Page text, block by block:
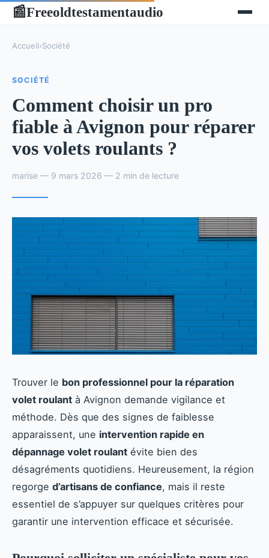
📰Freeoldtestamentaudio
Accueil›Société
SOCIÉTÉ
Comment choisir un pro
fiable à Avignon pour réparer
vos volets roulants ?
marise — 9 mars 2026 — 2 min de lecture
Trouver le bon professionnel pour la réparation
volet roulant à Avignon demande vigilance et
méthode. Dès que des signes de faiblesse
apparaissent, une intervention rapide en
dépannage volet roulant évite bien des
désagréments quotidiens. Heureusement, la région
regorge d’artisans de confiance, mais il reste
essentiel de s’appuyer sur quelques critères pour
garantir une intervention efficace et sécurisée.